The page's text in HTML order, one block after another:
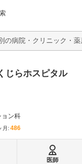
じらホスピタル
ョン科
月: 486
医師